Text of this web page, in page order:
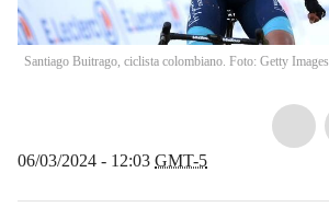
Santiago Buitrago, ciclista colombiano. Foto: Getty Images
06/03/2024 - 12:03 GMT-5